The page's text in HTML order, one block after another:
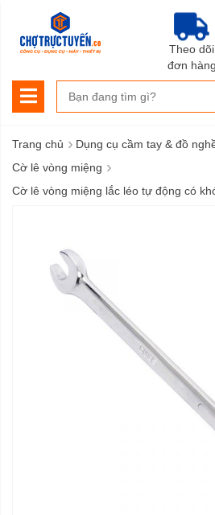
Theo dõi
đơn hàng
Trang chủ › Dụng cụ cầm tay & đồ
Cờ lê vòng miệng ›
Cờ lê vòng miệng lắc léo tự động có